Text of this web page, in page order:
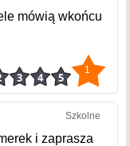
mówią wkońcu
1
Szkolne
i zaprasza